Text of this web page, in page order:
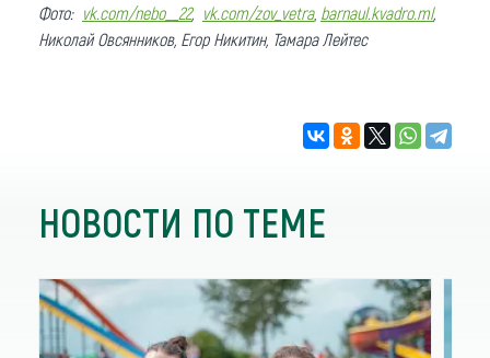
Фото: vk.com/nebo__22, vk.com/zov_vetra, barnaul.kvadro.ml,
Николай Овсянников, Егор Никитин, Тамара Лейтес
НОВОСТИ ПО ТЕМЕ